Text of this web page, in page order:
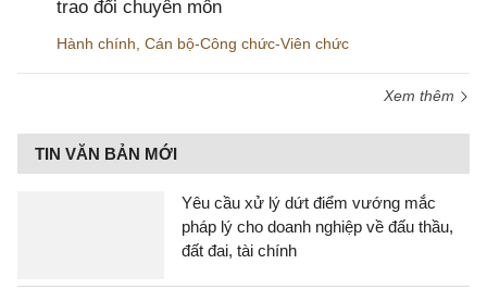
trao đổi chuyên môn
Hành chính Cán bộ-Công chức-Viên chức
Xem thêm
TIN VĂN BẢN MỚI
Yêu cầu xử lý dứt điểm vướng mắc
pháp lý cho doanh nghiệp về đấu thầu,
đất đai, tài chính